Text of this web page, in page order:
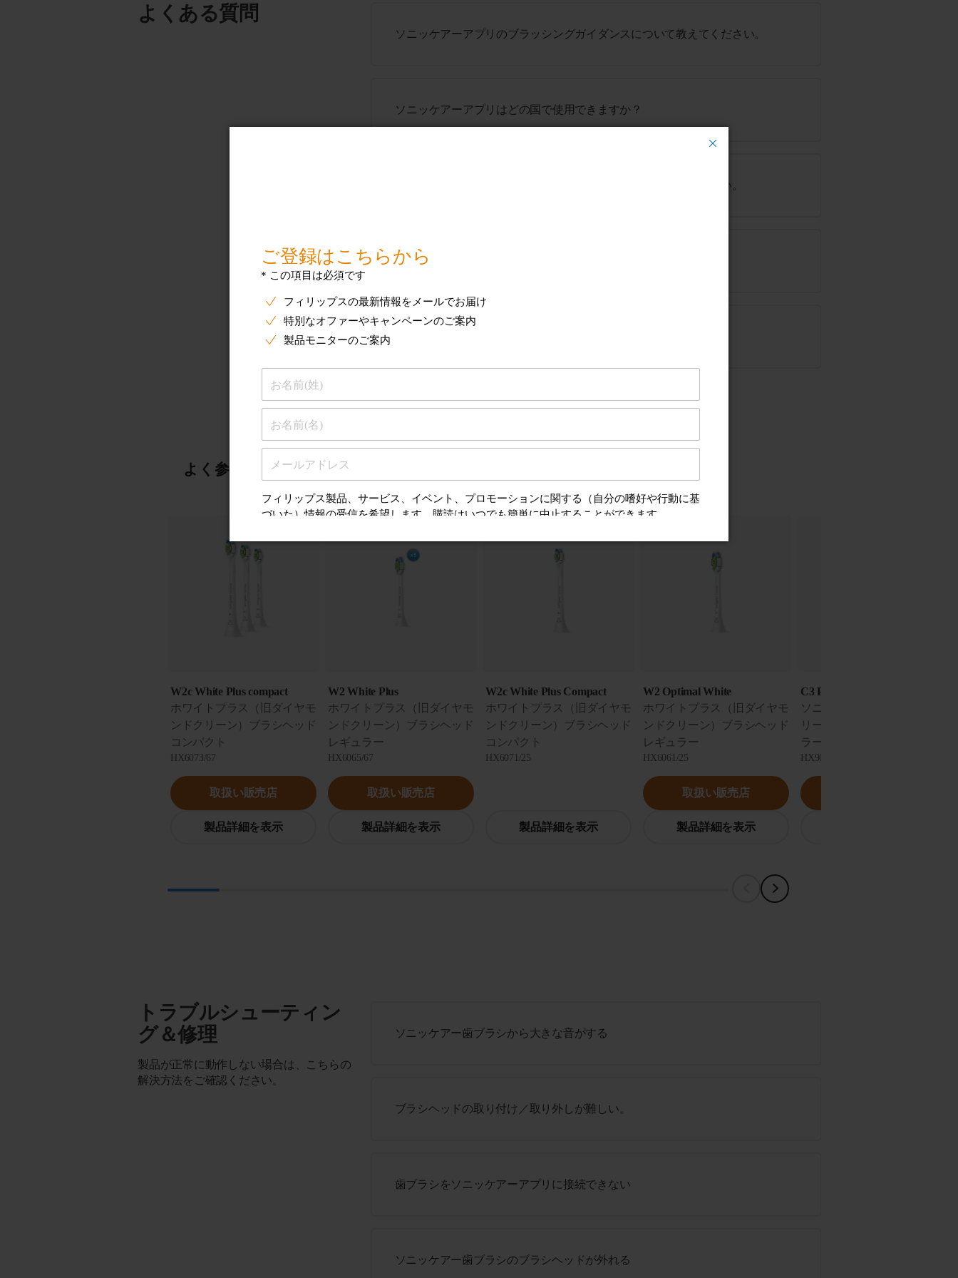
よくある質問
ソニッケアーアプリのブラッシングガイダンスについて教えてください。
ソニッケアーアプリはどの国で使用できますか？
ソニッケアー歯ブラシの強さ設定を変更する方法を教えてください。
ソニッケアー歯ブラシのバッテリーはどのくらい持ちますか？
よく参照されるこの製品の部品とアクセサリー
W2c White Plus compact
ホワイトプラス（旧ダイヤモ
ンドクリーン）ブラシヘッド
コンパクト
HX6073/67
取扱い販売店
製品詳細を表示
W2 White Plus
ホワイトプラス（旧ダイヤモ
ンドクリーン）ブラシヘッド
レギュラー
HX6065/67
取扱い販売店
製品詳細を表示
W2c White Plus Compact
ホワイトプラス（旧ダイヤモ
ンドクリーン）ブラシヘッド
コンパクト
HX6071/25
製品詳細を表示
W2 Optimal White
ホワイトプラス（旧ダイヤモ
ンドクリーン）ブラシヘッド
レギュラー
HX6061/25
取扱い販売店
製品詳細を表示
C3 Premium Clean
ソニッケアー プレミアムク
リーン ブラシヘッド レギュ
ラー
HX9045/96
トラブルシューティン
グ＆修理
製品が正常に動作しない場合は、こちらの
解決方法をご確認ください。
ソニッケアー歯ブラシから大きな音がする
ブラシヘッドの取り付け／取り外しが難しい。
歯ブラシをソニッケアーアプリに接続できない
ソニッケアー歯ブラシのブラシヘッドが外れる